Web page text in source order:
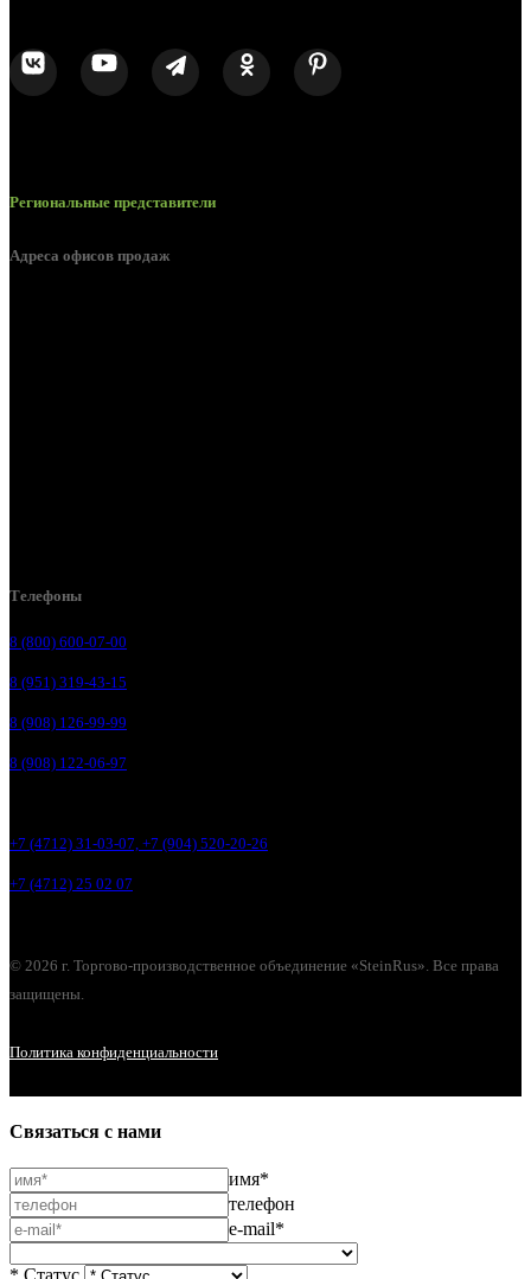
Региональные представители
Адреса офисов продаж
Телефоны
8 (800) 600-07-00
8 (951) 319-43-15
8 (908) 126-99-99
8 (908) 122-06-97
+7 (4712) 31-03-07, +7 (904) 520-20-26
+7 (4712) 25 02 07
© 2026 г. Торгово-производственное объединение «SteinRus». Все права
защищены.
Политика конфиденциальности
Связаться с нами
имя*
телефон
e-mail*